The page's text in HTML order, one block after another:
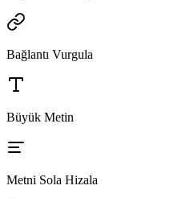
Bağlantı Vurgula
Büyük Metin
Metni Sola Hizala